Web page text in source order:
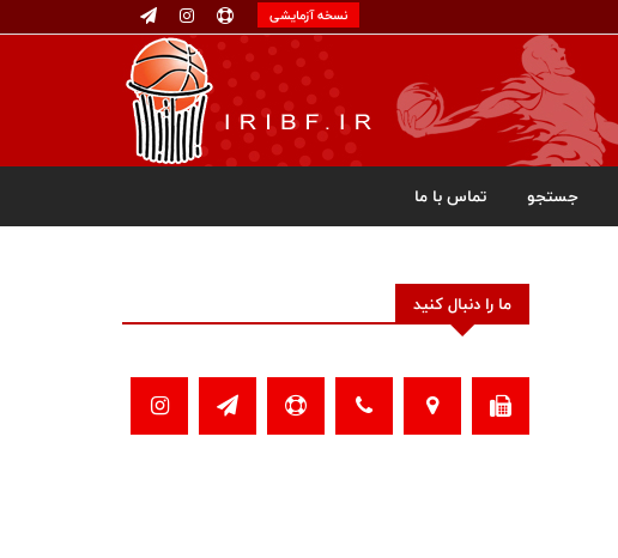
نسخه آزمایشی
جستجو تماس با ما
ما را دنبال کنید